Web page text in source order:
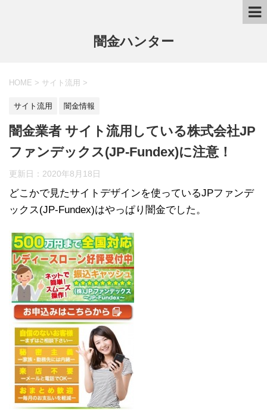
闇金ハンター
HOME > サイト流用 >
サイト流用 闇金情報
闇金業者 サイト流用している株式会社JP
ファンデックス(JP-Fundex)に注意！
更新日： 2020年8月18日
どこかで見たサイトデザインを使っているJPファンデ
ックス(JP-Fundex)はやっぱり闇金でした。